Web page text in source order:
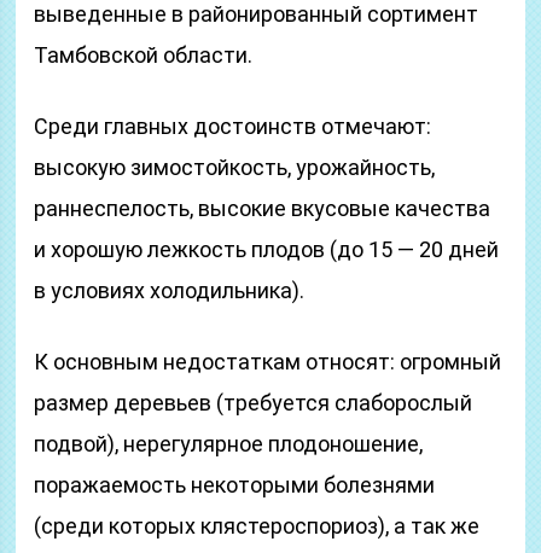
выведенные в районированный сортимент
Тамбовской области.
Среди главных достоинств отмечают:
высокую зимостойкость, урожайность,
раннеспелость, высокие вкусовые качества
и хорошую лежкость плодов (до 15 — 20 дней
в условиях холодильника).
К основным недостаткам относят: огромный
размер деревьев (требуется слаборослый
подвой), нерегулярное плодоношение,
поражаемость некоторыми болезнями
(среди которых клястероспориоз), а так же